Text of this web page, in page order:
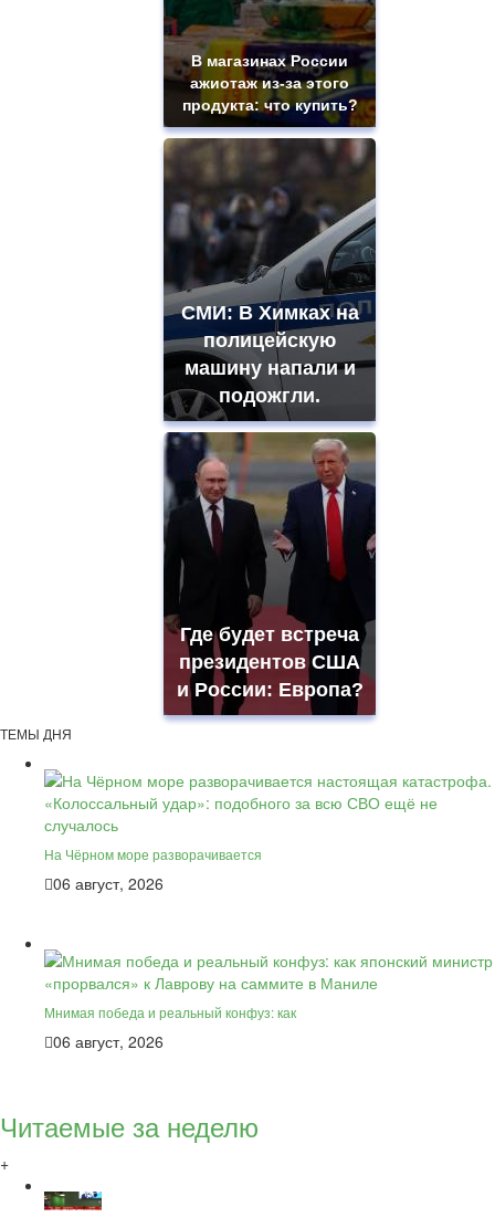
В магазинах России
ажиотаж из-за этого
продукта: что купить?
СМИ: В Химках на
полицейскую
машину напали и
подожгли.
Где будет встреча
президентов США
и России: Европа?
ТЕМЫ ДНЯ
На Чёрном море разворачивается
06 август, 2026
Мнимая победа и реальный конфуз: как
06 август, 2026
Читаемые за неделю
+